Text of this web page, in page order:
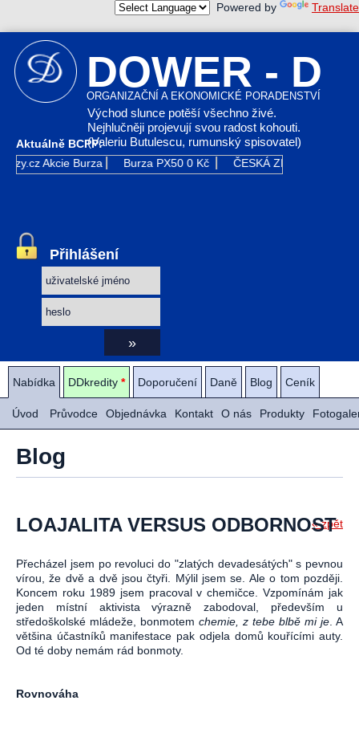
Powered by Translate
DOWER - D
ORGANIZAČNÍ A EKONOMICKÉ PORADENSTVÍ
Východ slunce potěší všechno živé.
Nejhlučněji projevují svou radost kohouti.
(Valeriu Butulescu, rumunský spisovatel)
Aktuálně BCPP:
Akcie Burza Burza PX50 0 Kč ČESKÁ ZBROJOVKA GR
Přihlášení
Nabídka DDkredity * Doporučení Daně Blog Ceník
Úvod Průvodce Objednávka Kontakt O nás Produkty
Blog
LOAJALITA VERSUS ODBORNOST
« zpět
Přecházel jsem po revoluci do "zlatých devadesátých" s pevnou
vírou, že dvě a dvě jsou čtyři. Mýlil jsem se. Ale o tom později.
Koncem roku 1989 jsem pracoval v chemičce. Vzpomínám jak
jeden místní aktivista výrazně zabodoval, především u
středoškolské mládeže, bonmotem chemie, z tebe blbě mi je . A
většina účastníků manifestace pak odjela domů kouřícími auty.
Od té doby nemám rád bonmoty.
Rovnováha